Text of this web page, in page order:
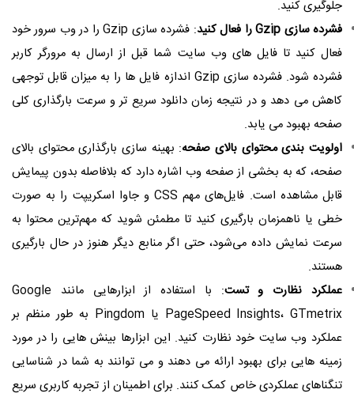
جلوگیری کنید.
فشرده سازی Gzip را فعال کنید
: فشرده سازی Gzip را در وب سرور خود
فعال کنید تا فایل های وب سایت شما قبل از ارسال به مرورگر کاربر
فشرده شود. فشرده سازی Gzip اندازه فایل ها را به میزان قابل توجهی
کاهش می دهد و در نتیجه زمان دانلود سریع تر و سرعت بارگذاری کلی
صفحه بهبود می یابد.
اولویت بندی محتوای بالای صفحه: بهینه سازی بارگذاری محتوای بالای
صفحه، که به بخشی از صفحه وب اشاره دارد که بلافاصله بدون پیمایش
قابل مشاهده است. فایل‌های مهم CSS و جاوا اسکریپت را به صورت
خطی یا ناهمزمان بارگیری کنید تا مطمئن شوید که مهم‌ترین محتوا به
سرعت نمایش داده می‌شود، حتی اگر منابع دیگر هنوز در حال بارگیری
هستند.
عملکرد نظارت و تست
: با استفاده از ابزارهایی مانند Google
PageSpeed Insights، GTmetrix یا Pingdom به طور منظم بر
عملکرد وب سایت خود نظارت کنید. این ابزارها بینش هایی را در مورد
زمینه هایی برای بهبود ارائه می دهند و می توانند به شما در شناسایی
تنگناهای عملکردی خاص کمک کنند. برای اطمینان از تجربه کاربری سریع